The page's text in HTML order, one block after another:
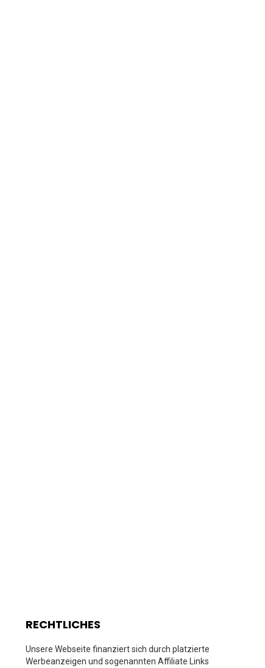
RECHTLICHES
Unsere Webseite finanziert sich durch platzierte
Werbeanzeigen und sogenannten Affiliate Links